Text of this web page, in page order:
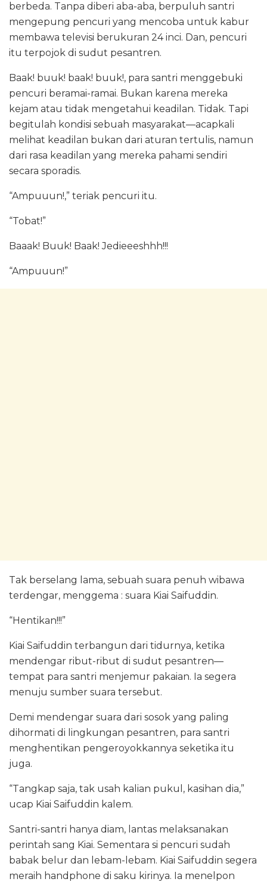
berbeda. Tanpa diberi aba-aba, berpuluh santri
mengepung pencuri yang mencoba untuk kabur
membawa televisi berukuran 24 inci. Dan, pencuri
itu terpojok di sudut pesantren.
Baak! buuk! baak! buuk!, para santri menggebuki
pencuri beramai-ramai. Bukan karena mereka
kejam atau tidak mengetahui keadilan. Tidak. Tapi
begitulah kondisi sebuah masyarakat—acapkali
melihat keadilan bukan dari aturan tertulis, namun
dari rasa keadilan yang mereka pahami sendiri
secara sporadis.
“Ampuuun!,” teriak pencuri itu.
“Tobat!”
Baaak! Buuk! Baak! Jedieeeshhh!!!
“Ampuuun!”
Tak berselang lama, sebuah suara penuh wibawa
terdengar, menggema : suara Kiai Saifuddin.
“Hentikan!!!”
Kiai Saifuddin terbangun dari tidurnya, ketika
mendengar ribut-ribut di sudut pesantren—
tempat para santri menjemur pakaian. Ia segera
menuju sumber suara tersebut.
Demi mendengar suara dari sosok yang paling
dihormati di lingkungan pesantren, para santri
menghentikan pengeroyokkannya seketika itu
juga.
“Tangkap saja, tak usah kalian pukul, kasihan dia,”
ucap Kiai Saifuddin kalem.
Santri-santri hanya diam, lantas melaksanakan
perintah sang Kiai. Sementara si pencuri sudah
babak belur dan lebam-lebam. Kiai Saifuddin segera
meraih handphone di saku kirinya. Ia menelpon